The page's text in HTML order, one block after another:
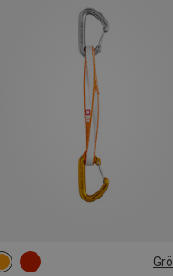
60CM